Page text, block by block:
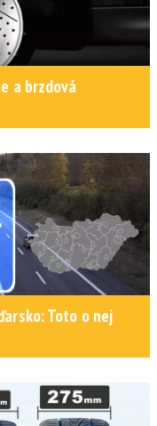
a brzdová
Toto o nej